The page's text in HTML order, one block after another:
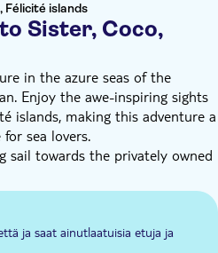
islands
Sister, Coco,
in the azure seas of the
Enjoy the awe-inspiring sights
islands, making this adventure a
sea lovers.
sail towards the privately owned
nestled amidst tropical
truly mesmerizing. The lagoon's
visibility, allowing you to
creatures. Explore untouched
ja saat ainutlaatuisia etuja ja